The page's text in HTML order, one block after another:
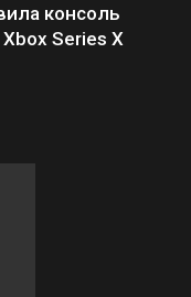
консоль
Series X